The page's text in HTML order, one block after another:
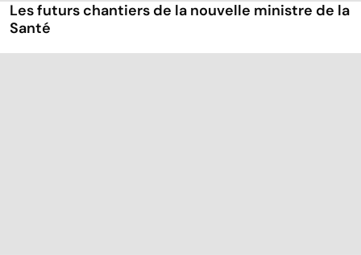
Les futurs chantiers de la nouvelle ministre de la
Santé